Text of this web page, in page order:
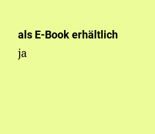
als E-Book erhältlich
ja